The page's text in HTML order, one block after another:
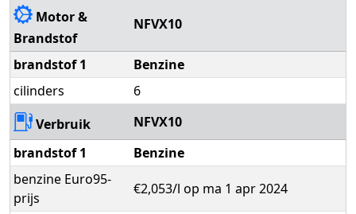
Motor &
Brandstof
NFVX10
brandstof 1
Benzine
cilinders
6
Verbruik
NFVX10
brandstof 1
Benzine
benzine Euro95-
prijs
€2,053/l op ma 1 apr 2024